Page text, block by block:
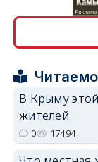
В Крыму
жителей
0 17494